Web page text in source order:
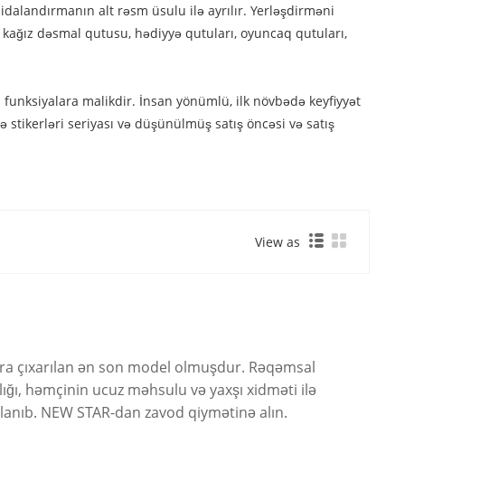
alt rəsm üsulu ilə ayrılır. Yerləşdirməni
dəsmal qutusu, hədiyyə qutuları, oyuncaq qutuları,
funksiyalara malikdir. İnsan yönümlü, ilk növbədə keyfiyyət
seriyası və düşünülmüş satış öncəsi və satış
View as
çıxarılan ən son model olmuşdur. Rəqəmsal
həmçinin ucuz məhsulu və yaxşı xidməti ilə
NEW STAR-dan zavod qiymətinə alın.